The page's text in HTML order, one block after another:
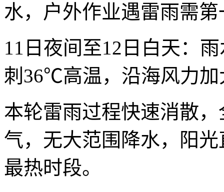
水，户外作业遇雷雨需
11日夜间至12日白天：
刺36℃高温，沿海风力加
本轮雷雨过程快速消散
气，无大范围降水，阳
最热时段。